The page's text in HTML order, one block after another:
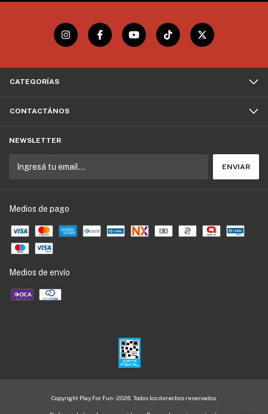
CATEGORÍAS
CONTACTÁNOS
NEWSLETTER
Medios de pago
Medios de envío
Copyright Play For Fun - 2026. Todos los derechos reservados.